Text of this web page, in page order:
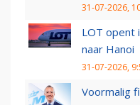
31-07-2026,
LOT opent
naar Hanoi
31-07-2026,
Voormalig